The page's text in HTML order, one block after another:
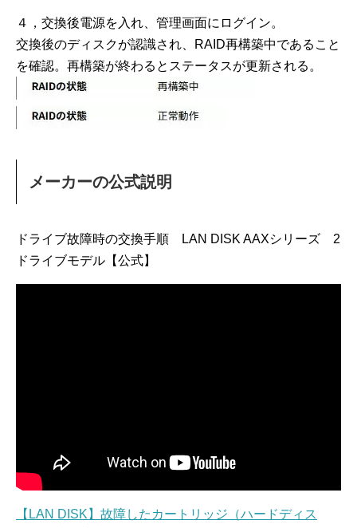
４，交換後電源を入れ、管理画面にログイン。
交換後のディスクが認識され、RAID再構築中であること
を確認。再構築が終わるとステータスが更新される。
メーカーの公式説明
ドライブ故障時の交換手順 LAN DISK AAXシリーズ 2
ドライブモデル【公式】
【LAN DISK】故障したカートリッジ（ハードディス